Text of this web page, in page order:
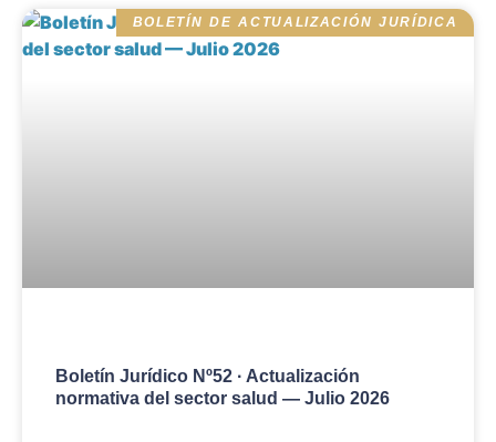
BOLETÍN DE ACTUALIZACIÓN JURÍDICA
Boletín Jurídico Nº52 · Actualización
normativa del sector salud — Julio 2026